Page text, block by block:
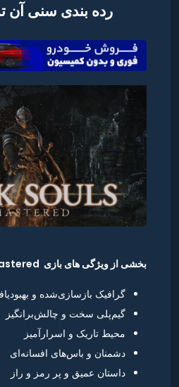
رده بندی سنی آن
بخشی از ویژگی های بازی Dark Souls™: Remastered :
گرافیک بازسازی‌شده و
گیم‌پلی سخت و چالش‌برانگیز
محیط تاریک و اسرارآمیز
دشمنان و باس‌های افسانه‌ای
داستان عمیق و پر رمز و راز